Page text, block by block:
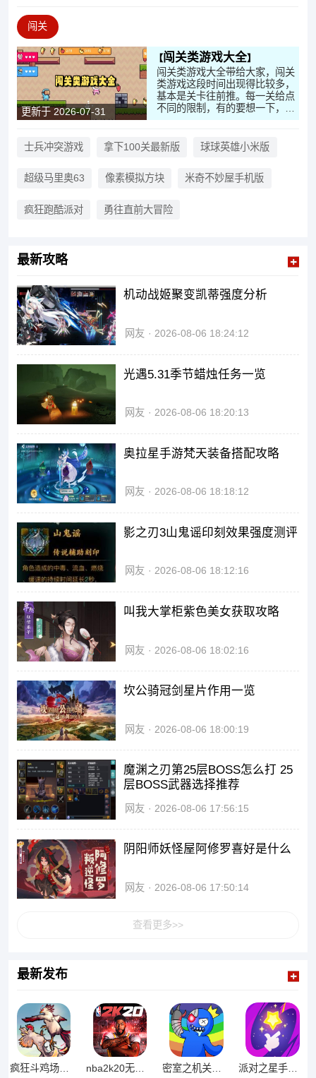
闯关
更新于 2026-07-31
闯关类游戏大全
闯关类游戏大全带给大家，闯关
类游戏这段时间出现得比较多，
基本是关卡往前推。每一关给点
不同的限制，有的要想一下，有
的拼反应，节奏不一样。操作不
换得勤，一关一套，看着不会太
慢慢往上加的，前面简单，后面
有，反正这一类主要就是过关本
身。
士兵冲突游戏 拿下100关最新版 球球英雄小米版
超级马里奥63 像素模拟方块 米奇不妙屋手机版
疯狂跑酷派对 勇往直前大冒险
最新攻略
机动战姬聚变凯蒂强度分析
网友 2026-08-06 18:24:12
光遇5.31季节蜡烛任务一览
网友 2026-08-06 18:20:13
奥拉星手游梵天装备搭配攻略
网友 2026-08-06 18:18:12
影之刃3山鬼谣印刻效果强度测评
网友 2026-08-06 18:12:16
叫我大掌柜紫色美女获取攻略
网友 2026-08-06 18:02:16
坎公骑冠剑星片作用一览
网友 2026-08-06 18:00:19
魔渊之刃第25层BOSS怎么打 25
层BOSS武器选择推荐
网友 2026-08-06 17:56:15
阴阳师妖怪屋阿修罗喜好是什么
网友 2026-08-06 17:50:14
查看更多>>
最新发布
疯狂斗鸡场正版 nba2k20无限金币版 密室之机关重重游戏